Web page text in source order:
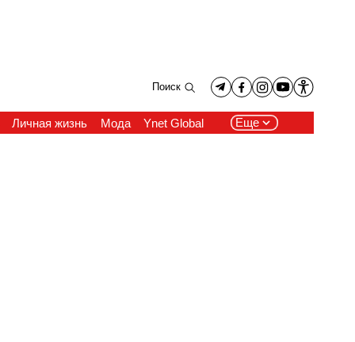
Поиск
Личная жизнь Мода Ynet Global Еще